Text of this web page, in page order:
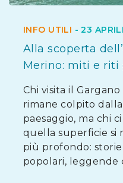
INFO UTILI -23
Alla scoperta
Merino: miti e riti
Chi visita il
rimane colpito
paesaggio, ma chi
quella superficie si
più profondo:
popolari, leggende